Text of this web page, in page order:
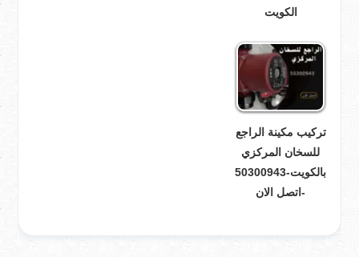
الكويت
تركيب مكينة الراجع
للسخان المركزي
بالكويت-50300943
-اتصل الان